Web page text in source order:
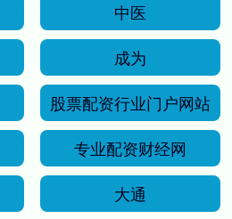
中医
成为
股票配资行业门户网站
专业配资财经网
大通